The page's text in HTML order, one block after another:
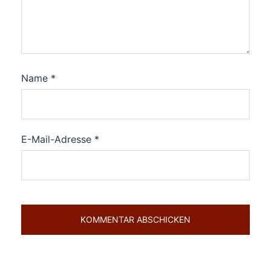
Name *
E-Mail-Adresse *